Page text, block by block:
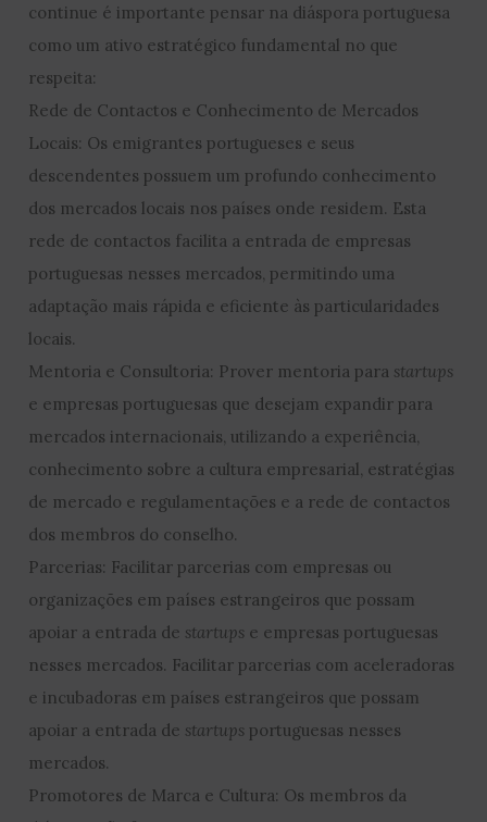
continue é importante pensar na diáspora portuguesa
como um ativo estratégico fundamental no que
respeita:
Rede de Contactos e Conhecimento de Mercados
Locais: Os emigrantes portugueses e seus
descendentes possuem um profundo conhecimento
dos mercados locais nos países onde residem. Esta
rede de contactos facilita a entrada de empresas
portuguesas nesses mercados, permitindo uma
adaptação mais rápida e eficiente às particularidades
locais.
Mentoria e Consultoria: Prover mentoria para startups
e empresas portuguesas que desejam expandir para
mercados internacionais, utilizando a experiência,
conhecimento sobre a cultura empresarial, estratégias
de mercado e regulamentações e a rede de contactos
dos membros do conselho.
Parcerias: Facilitar parcerias com empresas ou
organizações em países estrangeiros que possam
apoiar a entrada de startups e empresas portuguesas
nesses mercados. Facilitar parcerias com aceleradoras
e incubadoras em países estrangeiros que possam
apoiar a entrada de startups portuguesas nesses
mercados.
Promotores de Marca e Cultura: Os membros da